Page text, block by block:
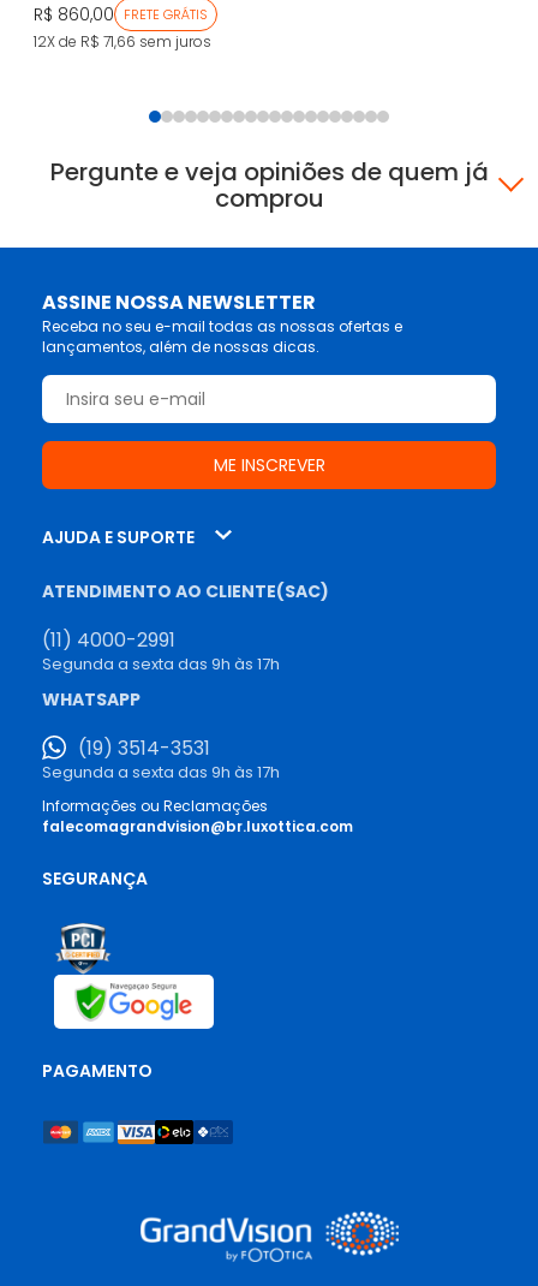
R$ 860,00 FRETE GRÁTIS
12X de R$ 71,66 sem juros
Pergunte e veja opiniões de quem já
comprou
ASSINE NOSSA NEWSLETTER
Receba no seu e-mail todas as nossas ofertas e
lançamentos, além de nossas dicas.
AJUDA E SUPORTE
ATENDIMENTO AO CLIENTE(SAC)
(11) 4000-2991
Segunda a sexta das 9h às 17h
WHATSAPP
(19) 3514-3531
Segunda a sexta das 9h às 17h
Informações ou Reclamações
falecomagrandvision@br.luxottica.com
SEGURANÇA
PAGAMENTO